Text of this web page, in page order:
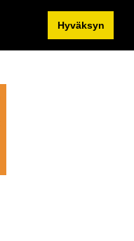
Hyväksyn